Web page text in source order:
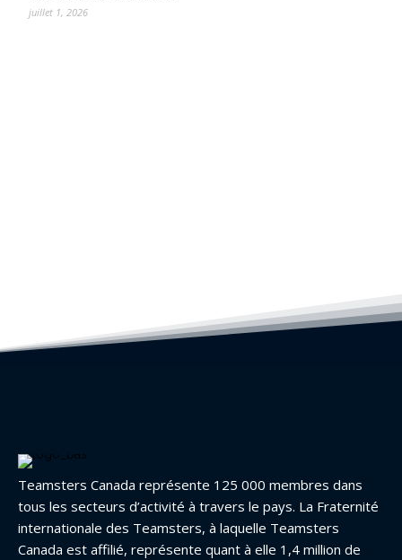
juillet 1, 2026
Teamsters Canada représente 125 000 membres dans
tous les secteurs d’activité à travers le pays. La Fraternité
internationale des Teamsters, à laquelle Teamsters
Canada est affilié, représente quant à elle 1,4 million de